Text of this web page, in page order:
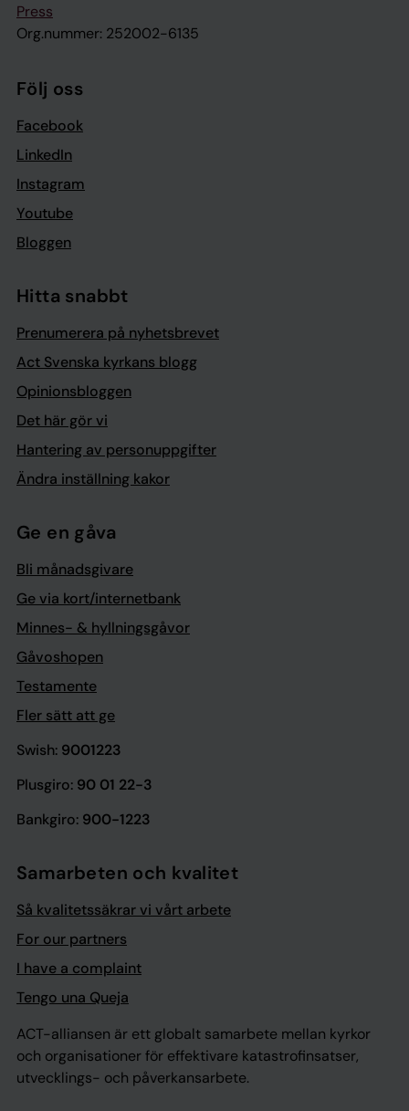
Press
Org.nummer: 252002-6135
Följ oss
Facebook
LinkedIn
Instagram
Youtube
Bloggen
Hitta snabbt
Prenumerera på nyhetsbrevet
Act Svenska kyrkans blogg
Opinionsbloggen
Det här gör vi
Hantering av personuppgifter
Ändra inställning kakor
Ge en gåva
Bli månadsgivare
Ge via kort/internetbank
Minnes- & hyllningsgåvor
Gåvoshopen
Testamente
Fler sätt att ge
Swish: 9001223
Plusgiro: 90 01 22-3
Bankgiro: 900-1223
Samarbeten och kvalitet
Så kvalitetssäkrar vi vårt arbete
For our partners
I have a complaint
Tengo una Queja
ACT-alliansen är ett globalt samarbete mellan kyrkor
och organisationer för effektivare katastrofinsatser,
utvecklings- och påverkansarbete.